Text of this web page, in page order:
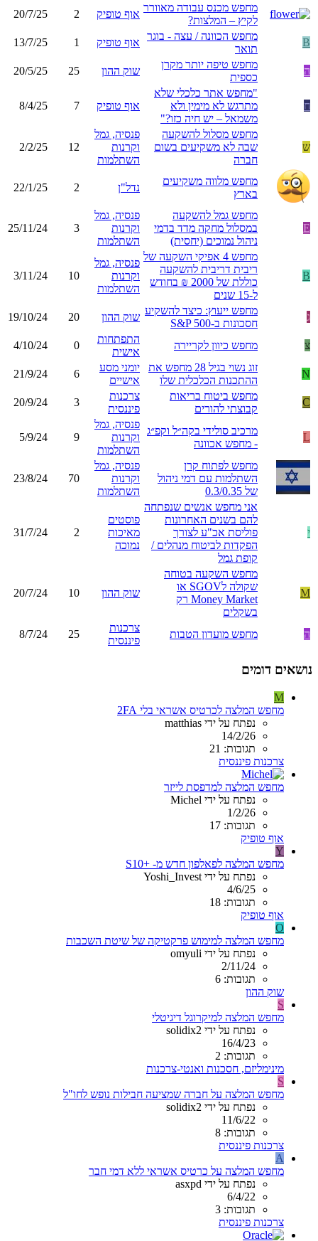
מחפש מכנס עבודה מאוורר
לקיץ – המלצות?
אוף טופיק 2
20/7/25
B
מחפש הכוונה / עצה - בוגר
תואר
אוף טופיק 1
13/7/25
ה
מחפש טיפה יותר מקרן
כספית
שוק ההון 25
20/5/25
ח
"מחפש אתר כלכלי שלא
מתרגש לא מימין ולא
משמאל – יש חיה כזו?"
אוף טופיק 7
8/4/25
ש
מחפש מסלול להשקעה
שבה לא משקיעים בשום
חברה
פנסיה, גמל
וקרנות
השתלמות
12
2/2/25
מחפש מלווה משקיעים
בארץ
נדל"ן 2
22/1/25
E
מחפש גמל להשקעה
במסלול מחקה מדד בדמי
ניהול נמוכים (יחסית)
פנסיה, גמל
וקרנות
השתלמות
3
25/11/24
B
מחפש 4 אפיקי השקעה של
ריבית דריבית להשקעה
כוללת של 2000 ₪ בחודש
ל-15 שנים
פנסיה, גמל
וקרנות
השתלמות
10
3/11/24
ג
מחפש ייעוץ: כיצד להשקיע
חסכונות ב-S&P 500
שוק ההון 20
19/10/24
צ מחפש כיוון לקריירה
התפתחות
אישית
0
4/10/24
N
זוג נשוי בגיל 28 מחפש את
ההתכנות הכלכלית שלו
יומני מסע
אישיים
6
21/9/24
C
מחפש ביטוח בריאות
קבוצתי להורים
צרכנות
פיננסית
3
20/9/24
L
מרכיב סולידי בקה״ל וקפ״ג
- מחפש אכוונה
פנסיה, גמל
וקרנות
השתלמות
9
5/9/24
מחפש לפתוח קרן
השתלמות עם דמי ניהול
של 0.3/0.35
פנסיה, גמל
וקרנות
השתלמות
70
23/8/24
י
אני מחפש אנשים שנפתחה
להם בשנים האחרונות
פוליסת אכ"ע לצורך
הפקדות לביטוח מנהלים /
קופת גמל
פוסטים
מאיכות
נמוכה
2
31/7/24
M
מחפש השקעה בטוחה
שקולה לSGOV או
Money Market רק
בשקלים
שוק ההון 10
20/7/24
ה מחפש מועדון הטבות
צרכנות
פיננסית
25
8/7/24
נושאים דומים
M
מחפש המלצה לכרטיס אשראי בלי 2FA
נפתח על ידי matthias
14/2/26
תגובות: 21
צרכנות פיננסית
מחפש המלצה למדפסת לייזר
נפתח על ידי Michel
1/2/26
תגובות: 17
אוף טופיק
Y
מחפש המלצה לפאלפון חדש מ- +S10
נפתח על ידי Yoshi_Invest
4/6/25
תגובות: 18
אוף טופיק
O
מחפש המלצה למימוש פרקטיקה של שיטת השכבות
נפתח על ידי omyuli
2/11/24
תגובות: 6
שוק ההון
S
מחפש המלצה למיקרוגל דיגיטלי
נפתח על ידי solidix2
16/4/23
תגובות: 2
מינימליזם, חסכנות ואנטי-צרכנות
S
מחפש המלצה על חברה שמציעה חבילות נופש לחו"ל
נפתח על ידי solidix2
11/6/22
תגובות: 8
צרכנות פיננסית
A
מחפש המלצה על כרטיס אשראי ללא דמי חבר
נפתח על ידי asxpd
6/4/22
תגובות: 3
צרכנות פיננסית